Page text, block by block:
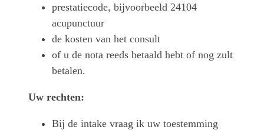
prestatiecode, bijvoorbeeld 24104
acupunctuur
de kosten van het consult
of u de nota reeds betaald hebt of nog zult
betalen.
Uw rechten:
Bij de intake vraag ik uw toestemming